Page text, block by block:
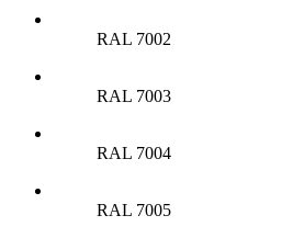
RAL 7002
RAL 7003
RAL 7004
RAL 7005